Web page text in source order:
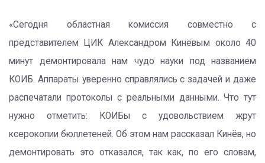
«Сегодня областная комиссия совместно с
представителем ЦИК Александром Кинёвым около 40
минут демонтировала нам чудо науки под названием
КОИБ. Аппараты уверенно справлялись с задачей и даже
распечатали протоколы с реальными данными. Что тут
нужно отметить: КОИБы с удовольствием жрут
ксерокопии бюллетеней. Об этом нам рассказал Кинёв, но
демонтировать это отказался, так как, по его словам,